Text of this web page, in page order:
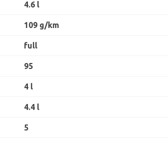
4.6 l
109 g/km
full
95
4 l
4.4 l
5